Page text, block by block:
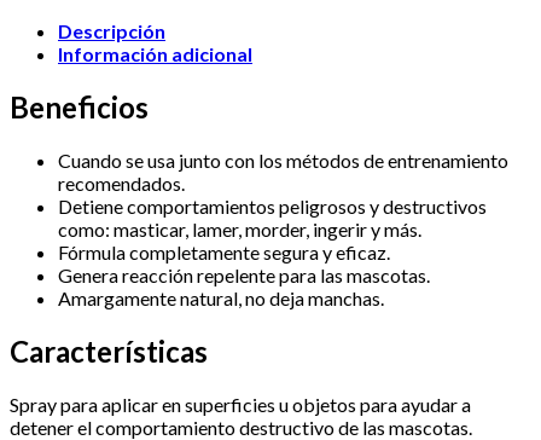
Descripción
Información adicional
Beneficios
Cuando se usa junto con los métodos de entrenamiento
recomendados.
Detiene comportamientos peligrosos y destructivos
como: masticar, lamer, morder, ingerir y más.
Fórmula completamente segura y eficaz.
Genera reacción repelente para las mascotas.
Amargamente natural, no deja manchas.
Características
Spray para aplicar en superficies u objetos para ayudar a
detener el comportamiento destructivo de las mascotas.